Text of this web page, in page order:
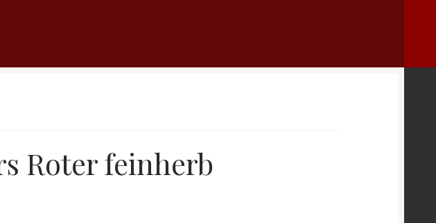
Roter feinherb